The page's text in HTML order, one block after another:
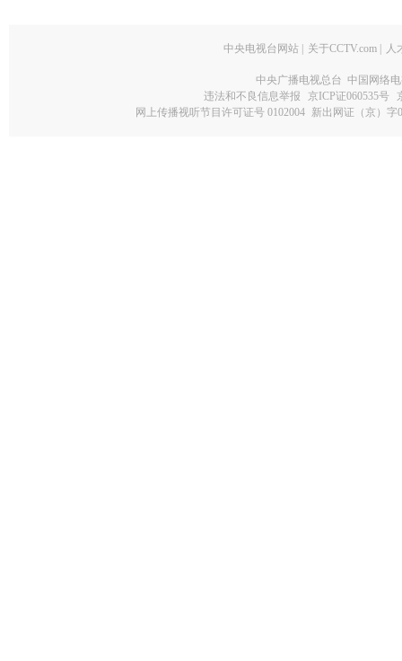
中央电视台网站 关于CCTV.com 人
中央广播电视总台 中国网络
违法和不良信息举报
京ICP证060535号
网上传播视听节目许可证号 0102004 新出网证（京）